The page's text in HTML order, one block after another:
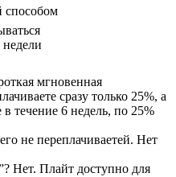
способом
мгновенная
сразу только 25%, а
течение 6 недель, по 25%
не переплачиваетей. Нет
Нет. Плайт доступно для